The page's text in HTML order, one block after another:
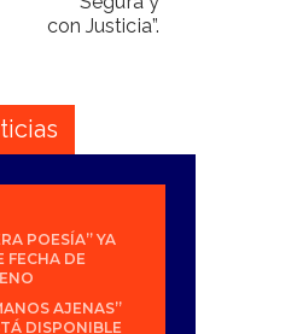
con Justicia”.
POESÍA” YA
FECHA DE
AJENAS”
DISPONIBLE